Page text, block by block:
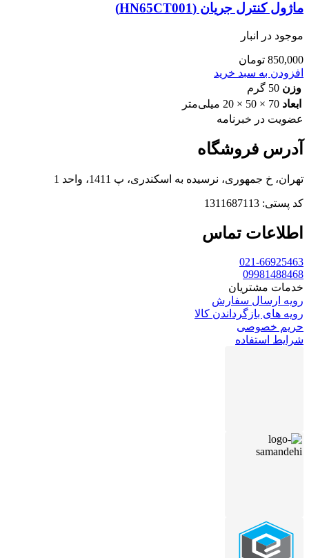
ماژول کنترل جریان (HN65CT001)
موجود در انبار
850,000 تومان
افزودن به سبد خرید
وزن 50 گرم
ابعاد 70 × 50 × 20 میلی‌متر
عضویت در خبرنامه
آدرس فروشگاه
تهران، خ جمهوری، نرسیده به اسکندری، پ 1411، واحد 1
کد پستی: 1311687113
اطلاعات تماس
021-66925463
09981488468
خدمات مشتریان
رویه ارسال سفارش
رویه های بازگرداندن کالا
حریم خصوصی
شرایط استفاده